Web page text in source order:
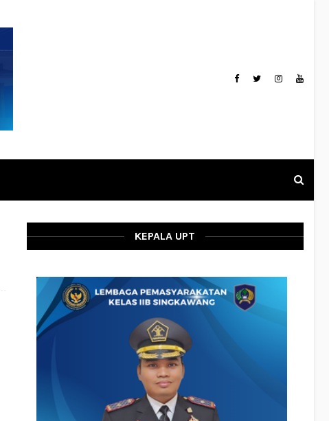
KEPALA UPT